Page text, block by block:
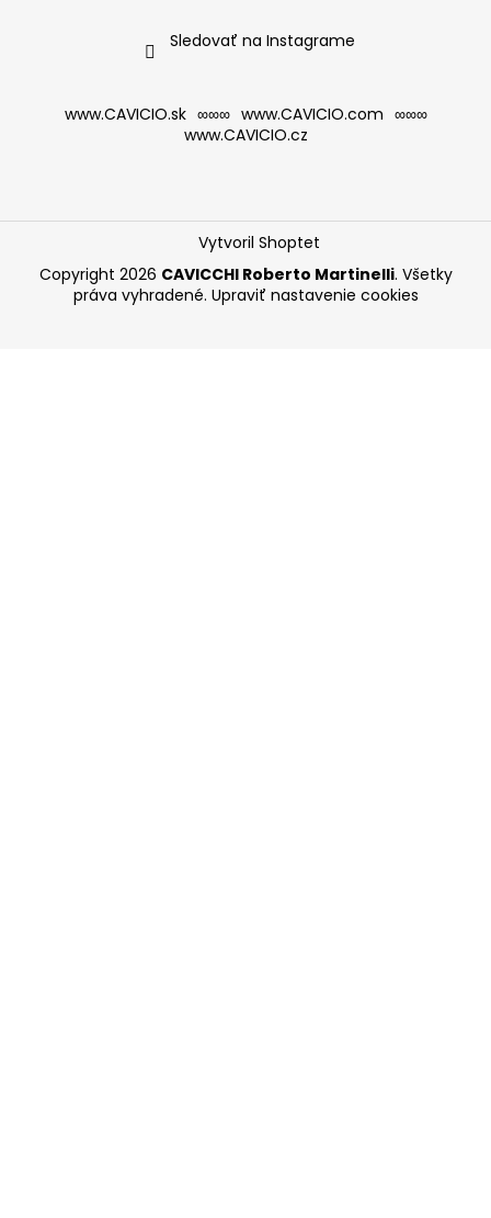
Sledovať na Instagrame
www.CAVICIO.sk ∞∞∞ www.CAVICIO.com ∞∞∞
www.CAVICIO.cz
Vytvoril Shoptet
Copyright 2026 CAVICCHI Roberto Martinelli. Všetky
práva vyhradené. Upraviť nastavenie cookies